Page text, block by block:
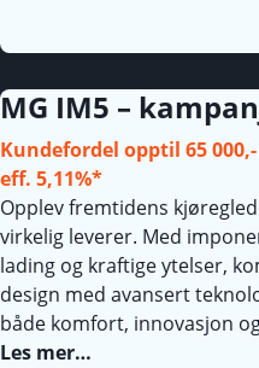
MG IM5 –
Kundefordel opptil 65
eff. 5,11%*
Opplev fremtidens
virkelig leverer. Med
lading og kraftige ytelser,
design med avansert
både komfort, innovasjon
Les mer…